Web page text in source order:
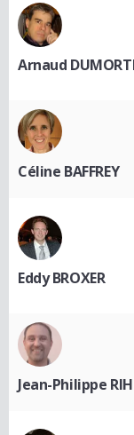
Arnaud
Céline BAFFREY
Eddy BROXER
Jean-Philippe